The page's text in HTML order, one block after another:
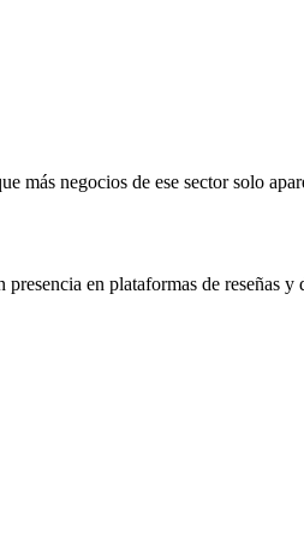
negocios de ese sector solo
en plataformas de reseñas